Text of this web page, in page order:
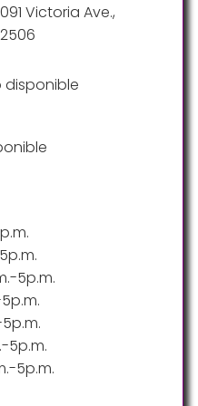
Victoria Ave.,
disponible
5p.m.
5p.m.
5p.m.